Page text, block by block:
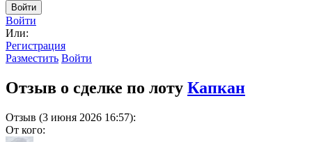
Войти
Войти
Или:
Регистрация
Разместить Войти
Отзыв о сделке по лоту Капкан
Отзыв (3 июня 2026 16:57):
От кого: